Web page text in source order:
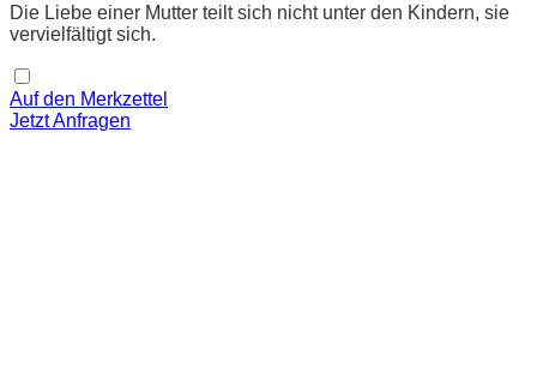
Die Liebe einer Mutter teilt sich nicht unter den Kindern, sie
vervielfältigt sich.
Auf den Merkzettel
Jetzt Anfragen